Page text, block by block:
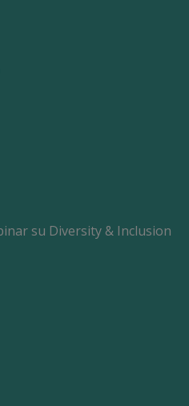
su Diversity & Inclusion